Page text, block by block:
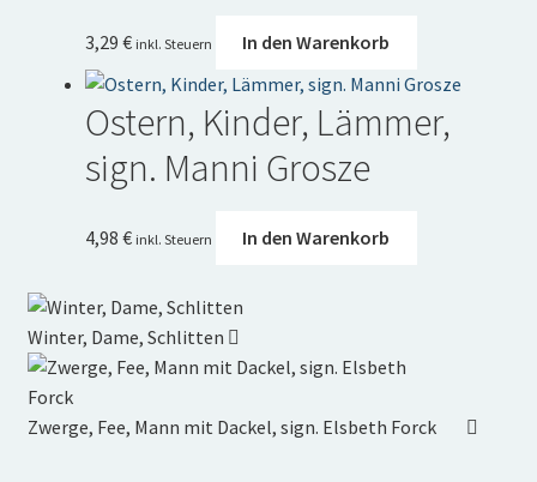
3,29 € inkl. Steuern In den Warenkorb
Ostern, Kinder, Lämmer,
sign. Manni Grosze
4,98 € inkl. Steuern In den Warenkorb
Winter, Dame, Schlitten
Zwerge, Fee, Mann mit Dackel, sign. Elsbeth Forck